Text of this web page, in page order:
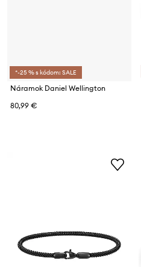
*-25 % s kódom: SALE
Náramok Daniel Wellington
80,99 €